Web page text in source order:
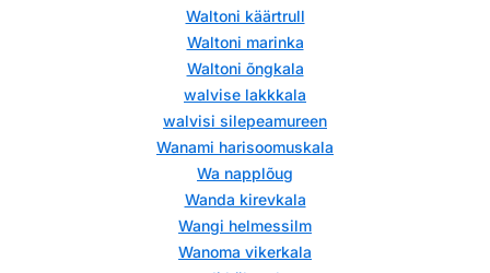
Waltoni käärtrull
Waltoni marinka
Waltoni õngkala
walvise lakkkala
walvisi silepeamureen
Wanami harisoomuskala
Wa napplõug
Wanda kirevkala
Wangi helmessilm
Wanoma vikerkala